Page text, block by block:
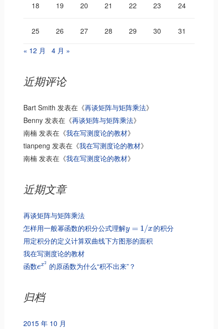
18 19 20 21 22 23 24
25 26 27 28 29 30
31
« 12 月
4 月 »
近期评论
Bart Smith 发表在《再谈矩阵与矩阵乘法》
Benny发表在《再谈矩阵与矩阵乘法》
南楠发表在《我在写测度论的教材》
tianpeng 发表在《我在写测度论的教材》
南楠发表在《我在写测度论的教材》
近期文章
再谈矩阵与矩阵乘法
怎样用一般幂函数的积分公式理解y = 1/x的积分
用定积分的定义计算双曲线下方图形的面积
我在写测度论的教材
函数ex2 的原函数为什么“积不出来”？
归档
2015 年 10 月